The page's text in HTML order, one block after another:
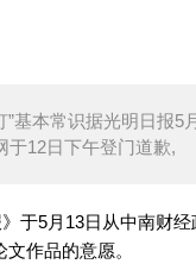
基本常识据光明日报
于12日下午登门道歉,
于5月13日从中南财
作品的意愿。